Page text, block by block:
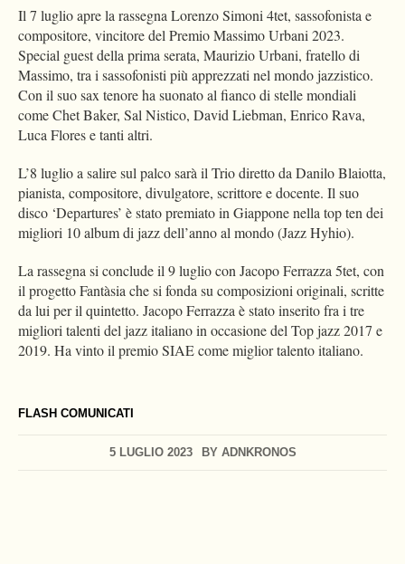
FLASH COMUNICATI
5 LUGLIO 2023 BY ADNKRONOS
Il 7 luglio apre la rassegna Lorenzo Simoni 4tet, sassofonista e
compositore, vincitore del Premio Massimo Urbani 2023.
Special guest della prima serata, Maurizio Urbani, fratello di
Massimo, tra i sassofonisti più apprezzati nel mondo jazzistico.
Con il suo sax tenore ha suonato al fianco di stelle mondiali
come Chet Baker, Sal Nistico, David Liebman, Enrico Rava,
Luca Flores e tanti altri.
L’8 luglio a salire sul palco sarà il Trio diretto da Danilo Blaiotta,
pianista, compositore, divulgatore, scrittore e docente. Il suo
disco ‘Departures’ è stato premiato in Giappone nella top ten dei
migliori 10 album di jazz dell’anno al mondo (Jazz Hyhio).
La rassegna si conclude il 9 luglio con Jacopo Ferrazza 5tet, con
il progetto Fantàsia che si fonda su composizioni originali, scritte
da lui per il quintetto. Jacopo Ferrazza è stato inserito fra i tre
migliori talenti del jazz italiano in occasione del Top jazz 2017 e
2019. Ha vinto il premio SIAE come miglior talento italiano.